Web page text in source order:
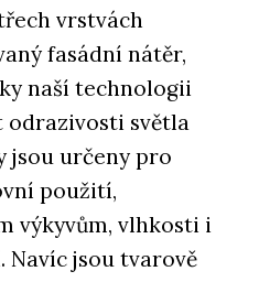
vrstvách
fasádní nátěr,
naší technologii
odrazivosti světla
jsou určeny pro
použití,
výkyvům, vlhkosti i
Navíc jsou tvarově